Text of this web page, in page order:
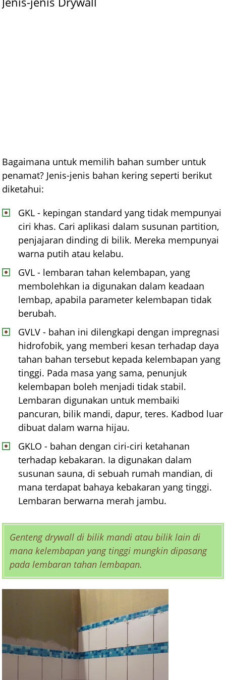
Bagaimana untuk memilih bahan sumber untuk
penamat? Jenis-jenis bahan kering seperti berikut
diketahui:
GKL - kepingan standard yang tidak mempunyai
ciri khas. Cari aplikasi dalam susunan partition,
penjajaran dinding di bilik. Mereka mempunyai
warna putih atau kelabu.
GVL - lembaran tahan kelembapan, yang
membolehkan ia digunakan dalam keadaan
lembap, apabila parameter kelembapan tidak
berubah.
GVLV - bahan ini dilengkapi dengan impregnasi
hidrofobik, yang memberi kesan terhadap daya
tahan bahan tersebut kepada kelembapan yang
tinggi. Pada masa yang sama, penunjuk
kelembapan boleh menjadi tidak stabil.
Lembaran digunakan untuk membaiki
pancuran, bilik mandi, dapur, teres. Kadbod luar
dibuat dalam warna hijau.
GKLO - bahan dengan ciri-ciri ketahanan
terhadap kebakaran. Ia digunakan dalam
susunan sauna, di sebuah rumah mandian, di
mana terdapat bahaya kebakaran yang tinggi.
Lembaran berwarna merah jambu.
Genteng drywall di bilik mandi atau bilik lain di
mana kelembapan yang tinggi mungkin dipasang
pada lembaran tahan lembapan.